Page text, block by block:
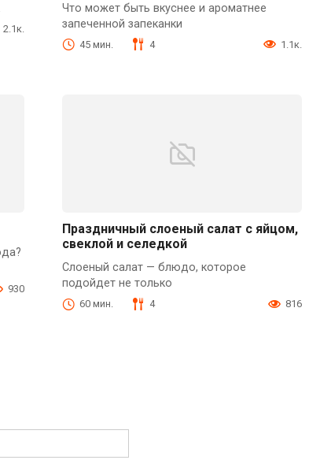
2.1к.
Что может быть вкуснее и ароматнее
запеченной запеканки
45 мин. 4 1.1к.
930
Праздничный слоеный салат с яйцом,
свеклой и селедкой
Слоеный салат — блюдо, которое
подойдет не только
60 мин. 4 816